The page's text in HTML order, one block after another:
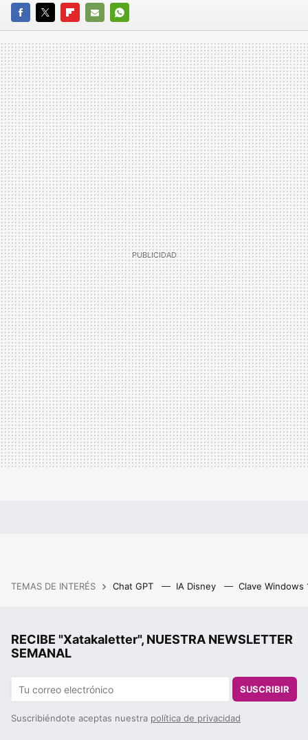
FACEBOOK
TWITTERFLIPBOARD
E-
MAIL
WHATSAPP
TEMAS DE INTERÉS Chat GPT IA Disney Clave Windows
RECIBE "Xatakaletter", NUESTRA NEWSLETTER
SEMANAL
SUSCRIBIR
Suscribiéndote aceptas nuestra política de privacidad